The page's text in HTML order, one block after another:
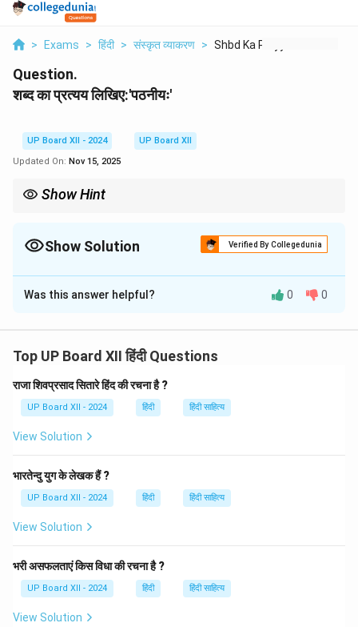
> Exams > हिंदी > संस्कृत व्याकरण > Shbd Ka Prtyy Likhie...
Question.
शब्द का प्रत्यय लिखिए:'पठनीयः'
UP Board XII - 2024
UP Board XII
Updated On: Nov 15, 2025
Show Hint
Show Solution Verified By Collegedunia
Solution and Explanation
प्रत्यय:नीय
के लिए प्रयुक्त होता है जो अध्ययन के लिए उपयोगी होते हैं।
Download Solution in PDF
Was this answer helpful? 0 0
Top UP Board XII हिंदी Questions
राजा शिवप्रसाद सितारे हिंद की रचना है ?
UP Board XII - 2024 हिंदी हिंदी साहित्य
View Solution
भारतेन्दु युग के लेखक हैं ?
UP Board XII - 2024 हिंदी हिंदी साहित्य
View Solution
भरी असफलताएं किस विधा की रचना है ?
UP Board XII - 2024 हिंदी हिंदी साहित्य
View Solution